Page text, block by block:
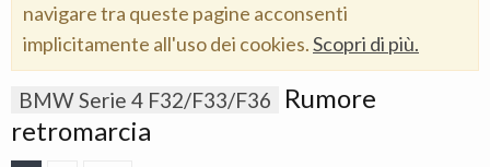
navigare tra queste pagine acconsenti
implicitamente all'uso dei cookies.Scopri di più.
BMW Serie 4 F32/F33/F36
Rumore
retromarcia